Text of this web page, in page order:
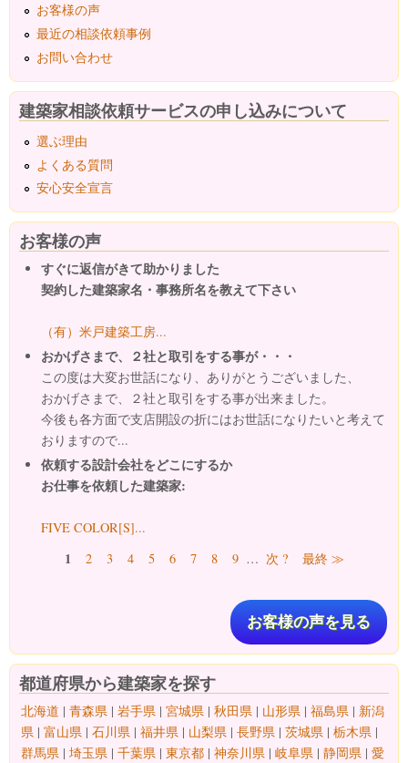
お客様の声
最近の相談依頼事例
お問い合わせ
建築家相談依頼サービスの申し込みについて
選ぶ理由
よくある質問
安心安全宣言
お客様の声
すぐに返信がきて助かりました
契約した建築家名・事務所名を教えて下さい
（有）米戸建築工房...
おかげさまで、２社と取引をする事が・・・
この度は大変お世話になり、ありがとうございました、
おかげさまで、２社と取引をする事が出来ました。
今後も各方面で支店開設の折にはお世話になりたいと考えて
おりますので...
依頼する設計会社をどこにするか
お仕事を依頼した建築家:
FIVE COLOR[S]...
ページ1 2 3 4 5 6 7 8 9 … 次 ? 最終 ≫
お客様の声を見る
都道府県から建築家を探す
北海道 | 青森県 | 岩手県 | 宮城県 | 秋田県 | 山形県 | 福島県 | 新潟
県 | 富山県 | 石川県 | 福井県 | 山梨県 | 長野県 | 茨城県 | 栃木県 |
群馬県 | 埼玉県 | 千葉県 | 東京都 | 神奈川県 | 岐阜県 | 静岡県 | 愛